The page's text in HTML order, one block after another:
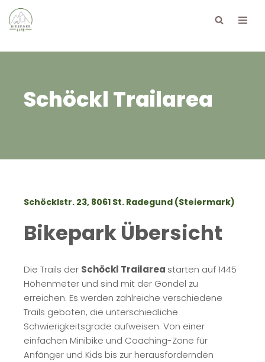
Zum
Schöckl Trailarea
Schöcklstr. 23, 8061 St. Radegund (Steiermark)
Bikepark Übersicht
Die Trails der Schöckl Trailarea starten auf 1445
Höhenmeter und sind mit der Gondel zu
erreichen. Es werden zahlreiche verschiedene
Trails geboten, die unterschiedliche
Schwierigkeitsgrade aufweisen. Von einer
einfachen Minibike und Coaching-Zone für
Anfänger und Kids bis zur herausfordernden